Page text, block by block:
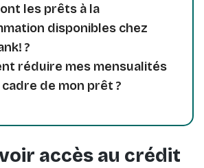
les prêts à la
disponibles chez
?
réduire mes mensualités
de mon prêt ?
accès au crédit